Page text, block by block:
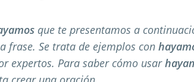
que te presentamos a
frase. Se trata de ejemplos con
expertos. Para saber cómo usar